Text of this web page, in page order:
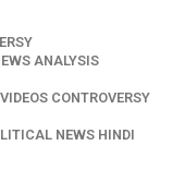
ANALYSIS
CONTROVERSY
NEWS HINDI